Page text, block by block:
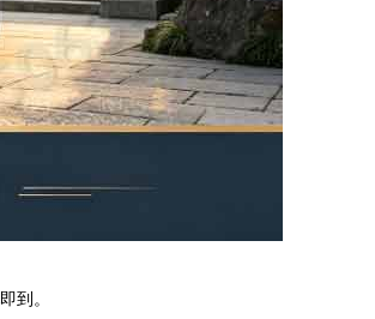
即到。